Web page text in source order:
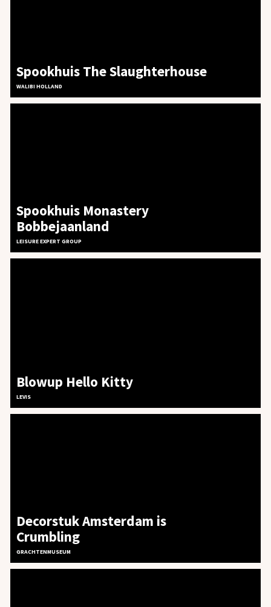
OVER ONS
Spookhuis The Slaughterhouse
WALIBI HOLLAND
Spookhuis Monastery
Bobbejaanland
LEISURE EXPERT GROUP
Blowup Hello Kitty
LEVIS
Decorstuk Amsterdam is
Crumbling
GRACHTENMUSEUM